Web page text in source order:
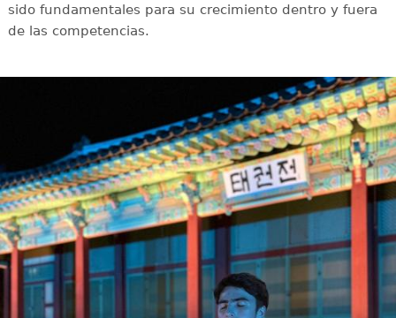
sido fundamentales para su crecimiento dentro y fuera
de las competencias.